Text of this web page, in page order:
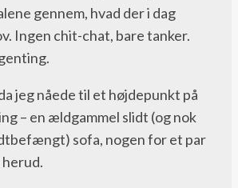
gennem, hvad der i dag
Ingen chit-chat, bare tanker.
jeg nåede til et højdepunkt på
– en ældgammel slidt (og nok
sofa, nogen for et par